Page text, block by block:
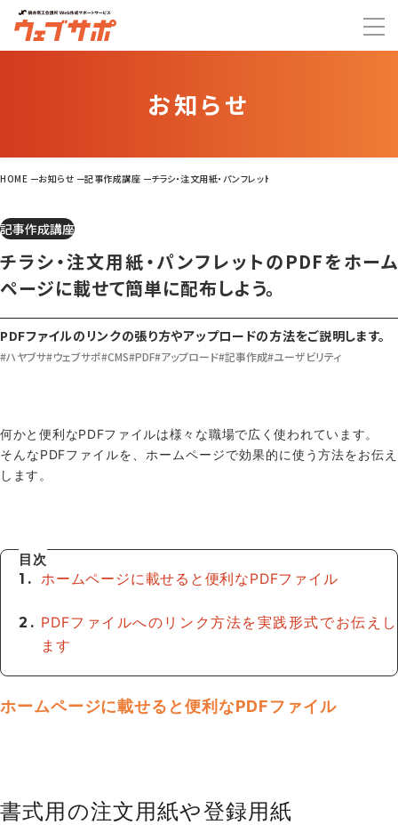
お知らせ
HOME お知らせ 記事作成講座 チラシ・注文用紙・パンフレットのPDFをホームページに載
記事作成講座
チラシ・注文用紙・パンフレットのPDFをホーム
ページに載せて簡単に配布しよう。
PDFファイルのリンクの張り方やアップロードの方法をご説明します。
#ハヤブサ#ウェブサポ#CMS#PDF#アップロード#記事作成#ユーザビリティ
何かと便利なPDFファイルは様々な職場で広く使われています。
そんなPDFファイルを、ホームページで効果的に使う方法をお伝え
します。
目次
ホームページに載せると便利なPDFファイル
PDFファイルへのリンク方法を実践形式でお伝えし
ます
ホームページに載せると便利なPDFファイル
書式用の注文用紙や登録用紙